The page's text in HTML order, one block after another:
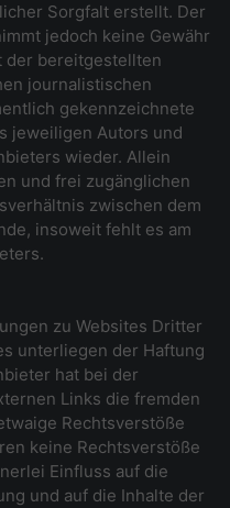
Sorgfalt erstellt. Der
jedoch keine Gewähr
der bereitgestellten
journalistischen
gekennzeichnete
jeweiligen Autors und
wieder. Allein
und frei zugänglichen
zwischen dem
insoweit fehlt es am
zu Websites Dritter
unterliegen der Haftung
hat bei der
Links die fremden
Rechtsverstöße
keine Rechtsverstöße
Einfluss auf die
und auf die Inhalte der